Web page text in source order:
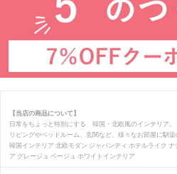
【当店の商品について】
日常をちょっと特別にする、韓国・北欧風のインテリア。
リビングやベッドルーム、玄関など、様々なお部屋に馴染
韓国インテリア 北欧モダン ジャパンディ ホテルライク
ア グレージュ ベージュ ホワイトインテリア